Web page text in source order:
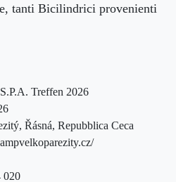
tanti Bicilindrici provenienti
Treffen 2026
Řásná, Repubblica Ceca
020